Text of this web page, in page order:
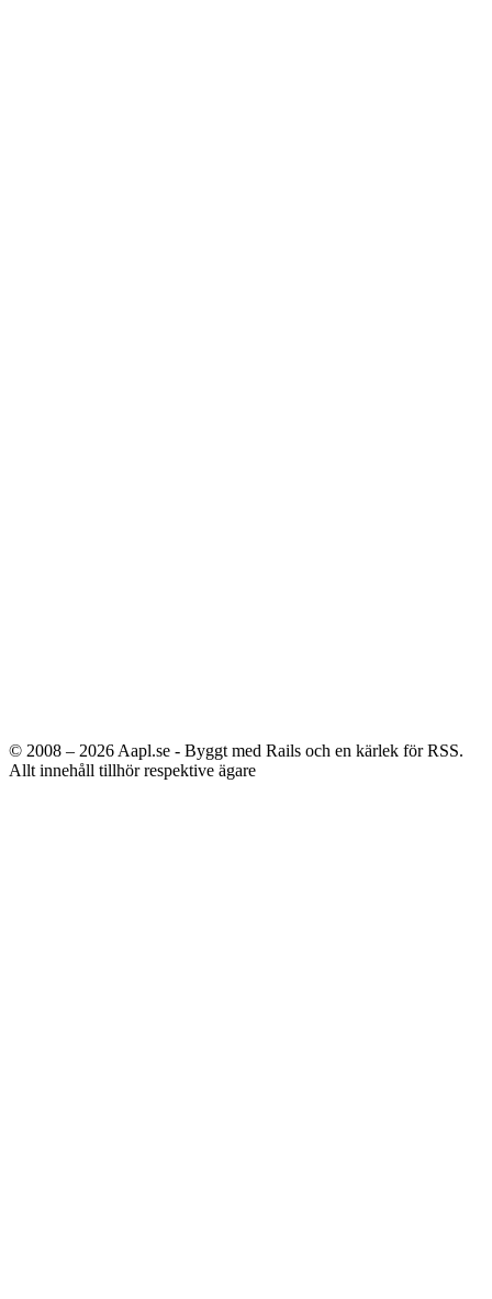
© 2008 – 2026 Aapl.se - Byggt med Rails och en kärlek för RSS.
Allt innehåll tillhör respektive ägare